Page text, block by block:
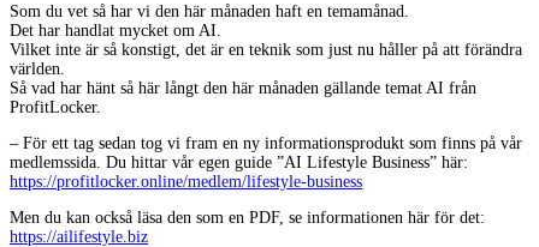
Som du vet så har vi den här månaden haft en temamånad.
Det har handlat mycket om AI.
Vilket inte är så konstigt, det är en teknik som just nu håller på att förändra
världen.
Så vad har hänt så här långt den här månaden gällande temat AI från
ProfitLocker.
– För ett tag sedan tog vi fram en ny informationsprodukt som finns på vår
medlemssida. Du hittar vår egen guide ”AI Lifestyle Business” här:
https://profitlocker.online/medlem/lifestyle-business
Men du kan också läsa den som en PDF, se informationen här för det:
https://ailifestyle.biz